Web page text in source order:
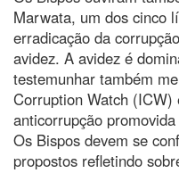
Marwata, um dos cinco
erradicação da
avidez. A avidez é
testemunhar também
Corruption Watch
anticorrupção
Os Bispos devem se
propostos refletindo